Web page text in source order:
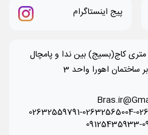
پیج اینستاگرام
کرج عظیمیه بلوار 45 متری کاج(بسیج) بین ندا و پامچال
ساختمان اهورا واحد 3
02632559791-02632565004-
09125435933-